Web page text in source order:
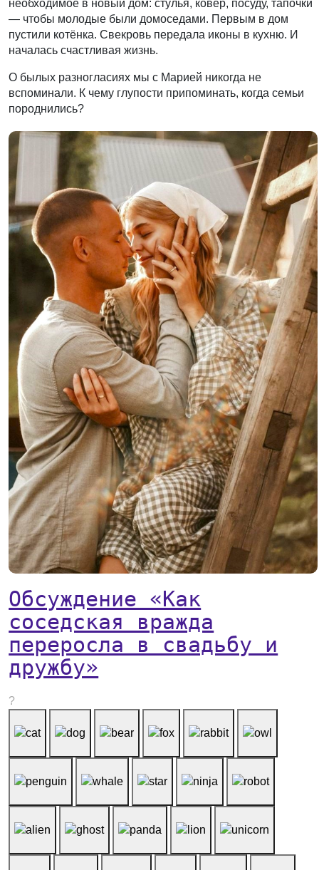
необходимое в новый дом: стулья, ковёр, посуду, тапочки
— чтобы молодые были домоседами. Первым в дом
пустили котёнка. Свекровь передала иконы в кухню. И
началась счастливая жизнь.
О былых разногласиях мы с Марией никогда не
вспоминали. К чему глупости припоминать, когда семьи
породнились?
Обсуждение «Как
соседская вражда
переросла в свадьбу и
дружбу»
?